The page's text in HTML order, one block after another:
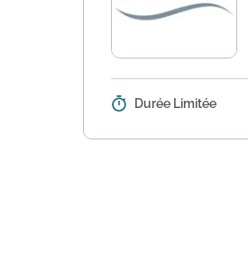
Détails : Pour
Durée Limitée